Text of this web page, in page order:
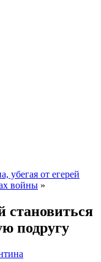
убегая от егерей
войны »
становиться
подругу